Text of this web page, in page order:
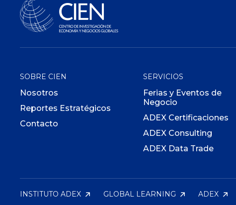
SOBRE CIEN
Nosotros
Reportes Estratégicos
Contacto
SERVICIOS
Ferias y Eventos de
Negocio
ADEX Certificaciones
ADEX Consulting
ADEX Data Trade
INSTITUTO ADEX GLOBAL LEARNING ADEX